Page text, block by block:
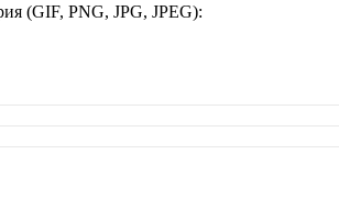
(GIF, PNG, JPG, JPEG):